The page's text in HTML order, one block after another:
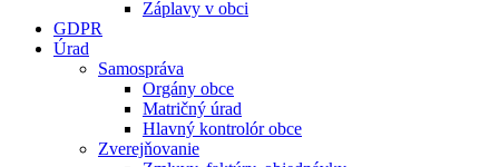
Záplavy v obci
GDPR
Úrad
Samospráva
Orgány obce
Matričný úrad
Hlavný kontrolór obce
Zverejňovanie